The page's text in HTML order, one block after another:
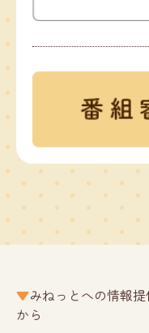
みねっとへの情報
から